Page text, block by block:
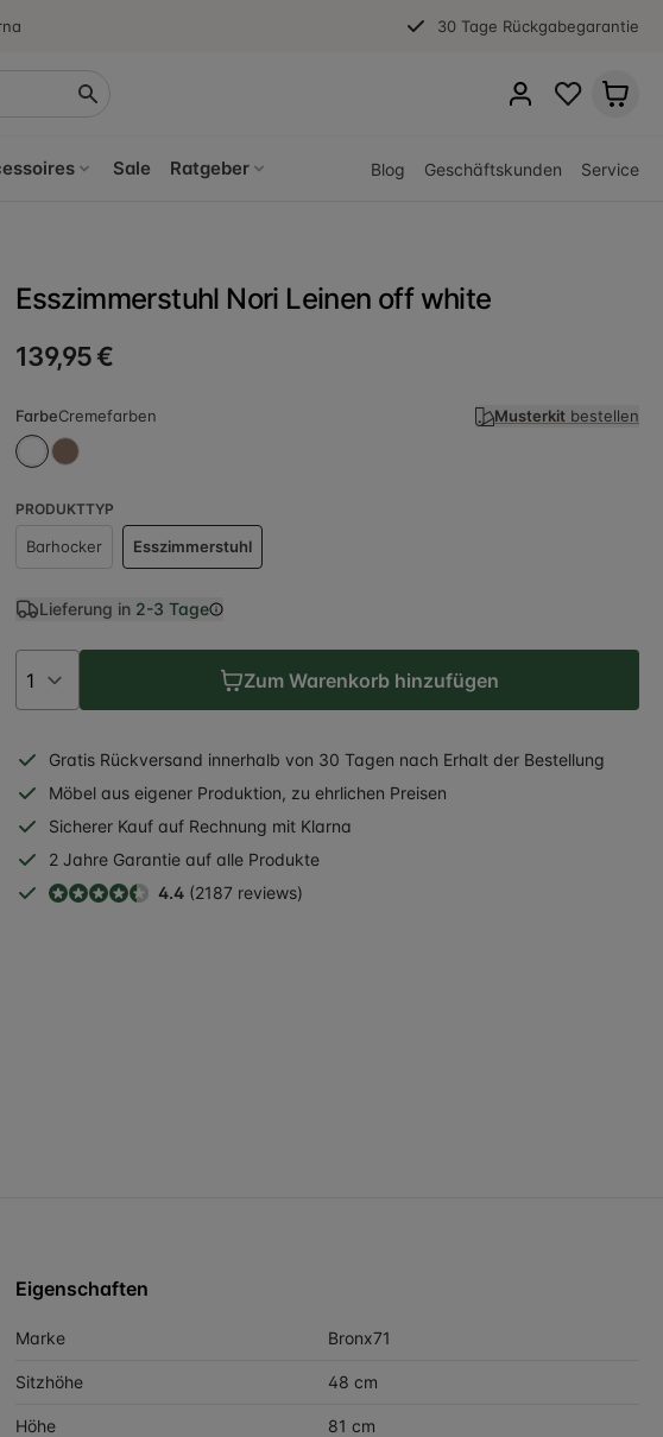
30 Tage Rückgabegarantie
Sale Ratgeber Blog Geschäftskunden Service
Esszimmerstuhl Nori Leinen off white
139,95 €
FarbeCremefarben Musterkitbestellen
PRODUKTTYP
Barhocker Esszimmerstuhl
Lieferung in 2-3 Tage
Zum Warenkorb hinzufügen
Gratis Rückversand innerhalb von 30 Tagen nach Erhalt der Bestellung
Möbel aus eigener Produktion, zu ehrlichen Preisen
Sicherer Kauf auf Rechnung mit Klarna
2 Jahre Garantie auf alle Produkte
4.4 (2187 reviews)
Eigenschaften
Marke Bronx71
Sitzhöhe 48 cm
Höhe 81 cm